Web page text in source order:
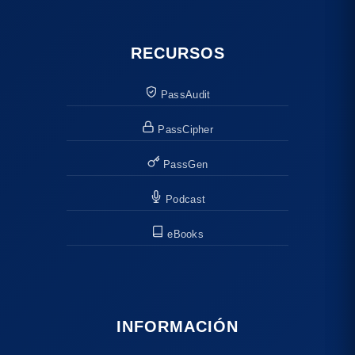
RECURSOS
PassAudit
PassCipher
PassGen
Podcast
eBooks
INFORMACIÓN